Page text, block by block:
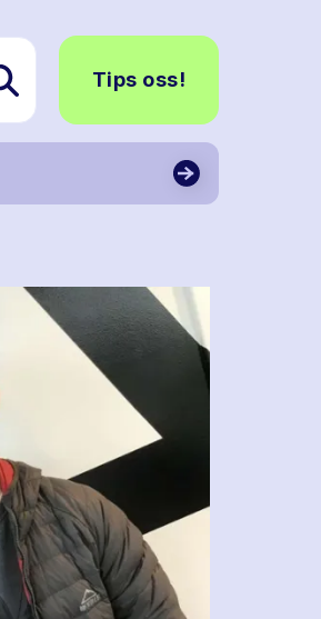
Tips oss!